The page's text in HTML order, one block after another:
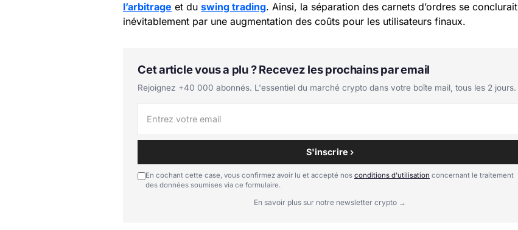
l’arbitrage et du swing trading. Ainsi, la séparation des carnets d’ordres se conclurait
inévitablement par une augmentation des coûts pour les utilisateurs finaux.
Cet article vous a plu ? Recevez les prochains par email
Rejoignez +40 000 abonnés. L'essentiel du marché crypto dans votre boîte mail, tous les 2 jours.
S'inscrire ›
En cochant cette case, vous confirmez avoir lu et accepté nos conditions d'utilisation concernant le traitement
des données soumises via ce formulaire.
En savoir plus sur notre newsletter crypto →